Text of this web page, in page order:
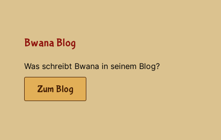
Bwana Blog
Was schreibt Bwana in seinem Blog?
Zum Blog